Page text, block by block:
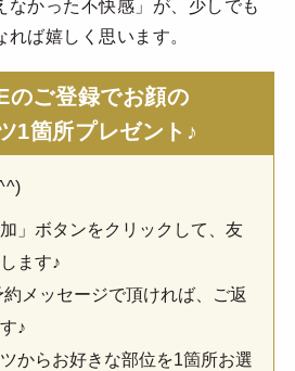
なかった不快感」が、少しでも
ば嬉しく思います。
のご登録でお顔の
1箇所プレゼント♪
」ボタンをクリックして、友
ます♪
メッセージで頂ければ、ご返
♪
からお好きな部位を1箇所お選